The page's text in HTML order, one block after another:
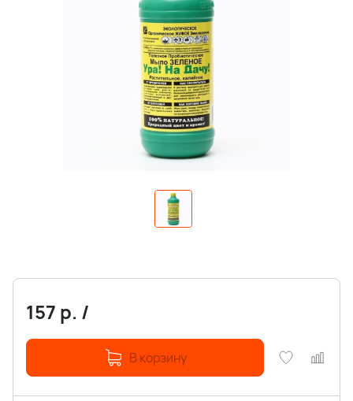
157 р. /
В корзину